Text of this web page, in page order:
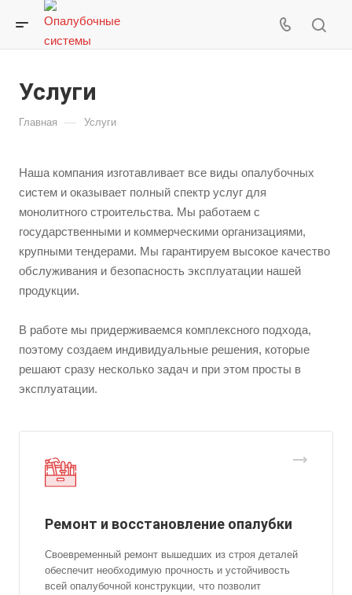
Услуги
Главная — Услуги
Наша компания изготавливает все виды опалубочных
систем и оказывает полный спектр услуг для
монолитного строительства. Мы работаем с
государственными и коммерческими организациями,
крупными тендерами. Мы гарантируем высокое качество
обслуживания и безопасность эксплуатации нашей
продукции.
В работе мы придерживаемся комплексного подхода,
поэтому создаем индивидуальные решения, которые
решают сразу несколько задач и при этом просты в
эксплуатации.
Ремонт и восстановление опалубки
Своевременный ремонт вышедших из строя деталей
обеспечит необходимую прочность и устойчивость
всей опалубочной конструкции, что позволит